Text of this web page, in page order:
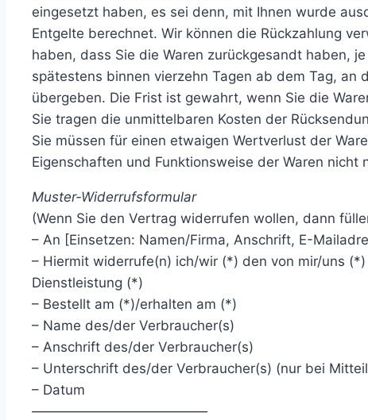
eingesetzt haben, es sei denn, mit Ihnen wurde
Entgelte berechnet. Wir können die Rückzahlung
haben, dass Sie die Waren zurückgesandt haben,
spätestens binnen vierzehn Tagen ab dem Tag,
übergeben. Die Frist ist gewahrt, wenn Sie die
Sie tragen die unmittelbaren Kosten der
Sie müssen für einen etwaigen Wertverlust der
Eigenschaften und Funktionsweise der Waren
Muster-Widerrufsformular
(Wenn Sie den Vertrag widerrufen wollen, dann
– An [Einsetzen: Namen/Firma, Anschrift, E-
– Hiermit widerrufe(n) ich/wir (*) den von mir/uns
Dienstleistung (*)
– Bestellt am (*)/erhalten am (*)
– Name des/der Verbraucher(s)
– Anschrift des/der Verbraucher(s)
– Unterschrift des/der Verbraucher(s) (nur bei
– Datum
—————————————